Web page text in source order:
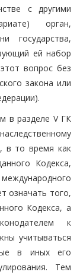
с другими
орган,
государства,
ей набор
вопрос без
закона или
в разделе V ГК
в то время как
Кодекса,
означать того,
Кодекса, а
к
учитываться
в иных его
Тем